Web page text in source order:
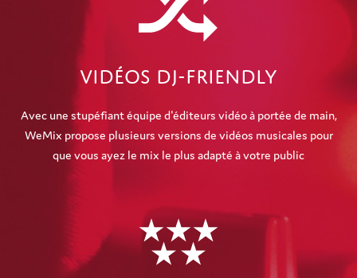
Vidéos DJ-Friendly
Avec une stupéfiant équipe d'éditeurs vidéo à portée de main,
WeMix propose plusieurs versions de vidéos musicales pour
que vous ayez le mix le plus adapté à votre public